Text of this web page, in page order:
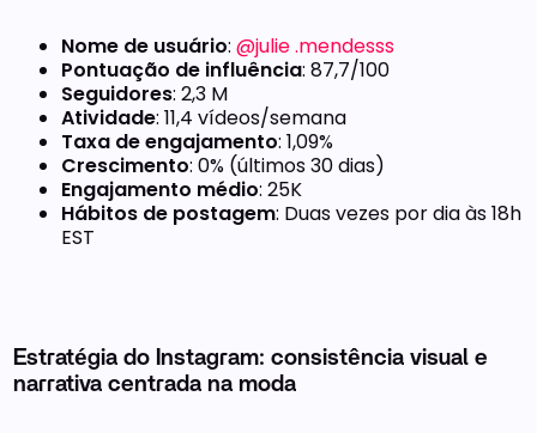
Nome de usuário:@julie .mendesss
Pontuação de influência: 87,7/100
Seguidores: 2,3 M
Atividade: 11,4 vídeos/semana
Taxa de engajamento: 1,09%
Crescimento: 0% (últimos 30 dias)
Engajamento médio: 25K
Hábitos de postagem: Duas vezes por dia às 18h
EST
Estratégia do Instagram: consistência visual e
narrativa centrada na moda